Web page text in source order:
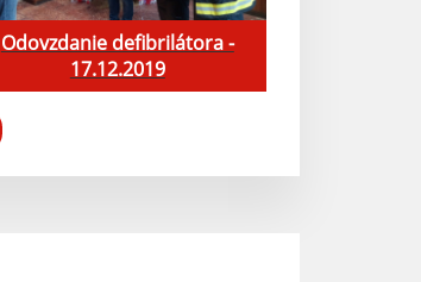
Odovzdanie defibrilátora -
17.12.2019